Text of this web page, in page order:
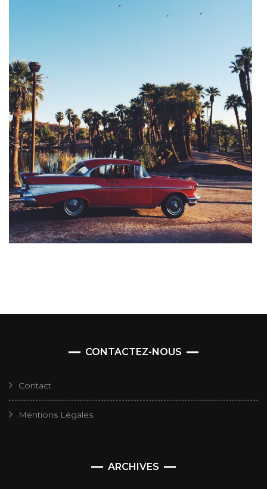
CONTACTEZ-NOUS
Contact
Mentions Légales
ARCHIVES
Archives